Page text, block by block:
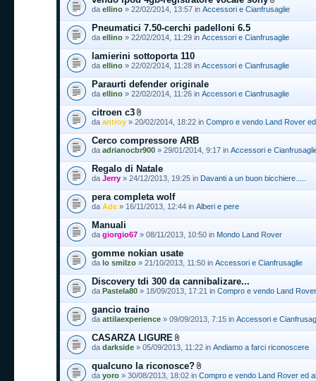
da ellino » 22/02/2014, 13:57 in Accessori e Cianfrusaglie
Pneumatici 7.50-cerchi padelloni 6.5
da ellino » 22/02/2014, 11:29 in Accessori e Cianfrusaglie
lamierini sottoporta 110
da ellino » 22/02/2014, 11:28 in Accessori e Cianfrusaglie
Paraurti defender originale
da ellino » 22/02/2014, 11:26 in Accessori e Cianfrusaglie
citroen c3
da antroy » 20/02/2014, 18:22 in Compro e vendo Land Rover
Cerco compressore ARB
da adrianocbr900 » 29/01/2014, 9:17 in Accessori e
Regalo di Natale
da Jerry » 24/12/2013, 19:25 in Davanti a un buon bicchiere.....
pera completa wolf
da Ade » 16/11/2013, 12:44 in Alberi e pere
Manuali
da giorgio67 » 08/11/2013, 10:50 in Mondo Land Rover
gomme nokian usate
da lo smilzo » 21/10/2013, 11:50 in Accessori e Cianfrusaglie
Discovery tdi 300 da cannibalizare...
da Pastela80 » 18/09/2013, 17:21 in Compro e vendo Land
gancio traino
da attilaexperience » 09/09/2013, 7:15 in Accessori e
CASARZA LIGURE
da darkside » 05/09/2013, 11:22 in Andiamo a farci riconoscere
qualcuno la riconosce?
da yoro » 30/08/2013, 18:02 in Compro e vendo Land Rover ed